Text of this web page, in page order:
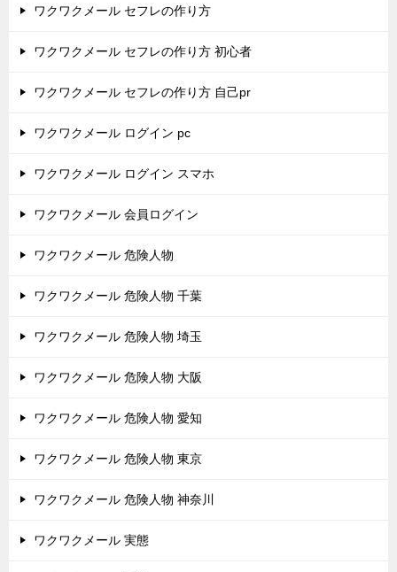
ワクワクメール セフレの作り方
ワクワクメール セフレの作り方 初心者
ワクワクメール セフレの作り方 自己pr
ワクワクメール ログイン pc
ワクワクメール ログイン スマホ
ワクワクメール 会員ログイン
ワクワクメール 危険人物
ワクワクメール 危険人物 千葉
ワクワクメール 危険人物 埼玉
ワクワクメール 危険人物 大阪
ワクワクメール 危険人物 愛知
ワクワクメール 危険人物 東京
ワクワクメール 危険人物 神奈川
ワクワクメール 実態